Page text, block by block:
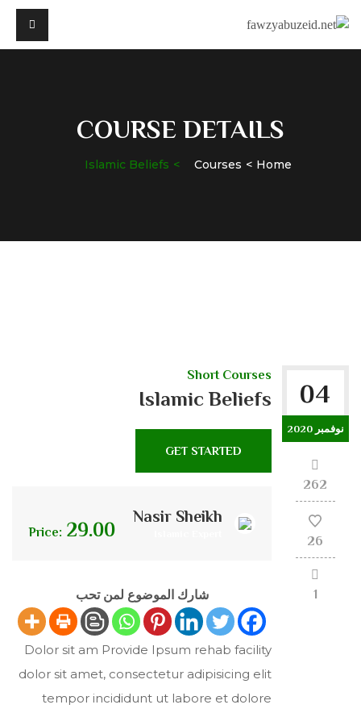
COURSE DETAILS
Home
Courses
Islamic Beliefs
04
نوفمبر 2020
262
26
1
Short Courses
Islamic Beliefs
GET STARTED
Nasir Sheikh
Price: 29.00
شارك الموضوع لمن تحب
Dolor sit am Provide Ipsum rehab facility
dolor sit amet, consectetur adipisicing elit
tempor incididunt ut labore et dolore